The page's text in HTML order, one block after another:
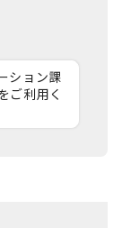
ション課
ご利用く